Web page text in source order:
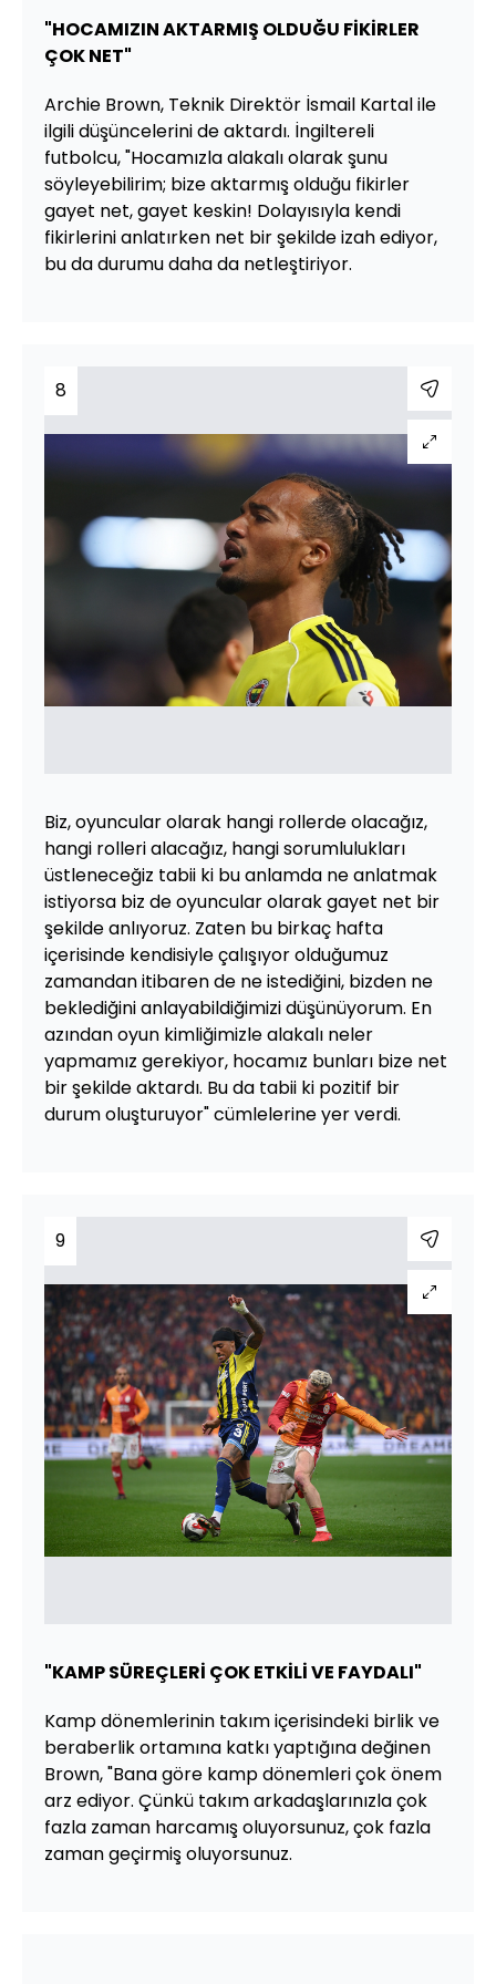
"HOCAMIZIN AKTARMIŞ OLDUĞU FİKİRLER
ÇOK NET"
Archie Brown, Teknik Direktör İsmail Kartal ile
ilgili düşüncelerini de aktardı. İngiltereli
futbolcu, "Hocamızla alakalı olarak şunu
söyleyebilirim; bize aktarmış olduğu fikirler
gayet net, gayet keskin! Dolayısıyla kendi
fikirlerini anlatırken net bir şekilde izah ediyor,
bu da durumu daha da netleştiriyor.
8
Biz, oyuncular olarak hangi rollerde olacağız,
hangi rolleri alacağız, hangi sorumlulukları
üstleneceğiz tabii ki bu anlamda ne anlatmak
istiyorsa biz de oyuncular olarak gayet net bir
şekilde anlıyoruz. Zaten bu birkaç hafta
içerisinde kendisiyle çalışıyor olduğumuz
zamandan itibaren de ne istediğini, bizden ne
beklediğini anlayabildiğimizi düşünüyorum. En
azından oyun kimliğimizle alakalı neler
yapmamız gerekiyor, hocamız bunları bize net
bir şekilde aktardı. Bu da tabii ki pozitif bir
durum oluşturuyor" cümlelerine yer verdi.
9
"KAMP SÜREÇLERİ ÇOK ETKİLİ VE FAYDALI"
Kamp dönemlerinin takım içerisindeki birlik ve
beraberlik ortamına katkı yaptığına değinen
Brown, "Bana göre kamp dönemleri çok önem
arz ediyor. Çünkü takım arkadaşlarınızla çok
fazla zaman harcamış oluyorsunuz, çok fazla
zaman geçirmiş oluyorsunuz.